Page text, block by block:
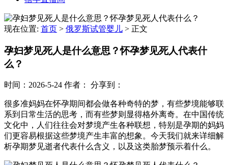
现在位置: 首页 > 俄罗斯试管婴儿 > 正文
孕妇梦见死人是什么意思？怀孕梦见死人代表什
么？
时间：2026-5-24 作者： 分享到：
很多准妈妈在怀孕期间都会做各种奇特的梦，有些梦境能够联
系到日常生活的思考，而有些梦则显得格外离奇。在中国传统
文化中，人们往往会对梦境产生各种联想，特别是孕期的妈妈
们更容易根据这些梦境产生丰富的想象。今天我们就来详细解
析孕期梦见逝者代表什么含义，以及这类胎梦预示着什么。